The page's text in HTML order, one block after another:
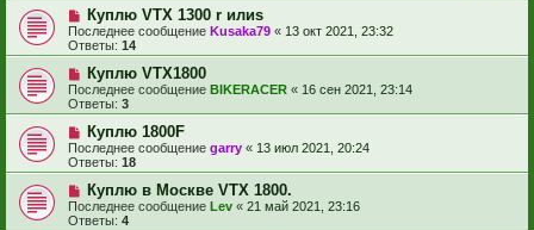
Куплю VTX 1300 r илиs
Последнее сообщение Kusaka79 « 13 окт 2021, 23:32
Ответы: 14
Куплю VTX1800
Последнее сообщение BIKERACER « 16 сен 2021, 23:14
Ответы: 3
Куплю 1800F
Последнее сообщение garry « 13 июл 2021, 20:24
Ответы: 18
Куплю в Москве VTX 1800.
Последнее сообщение Lev « 21 май 2021, 23:16
Ответы: 4